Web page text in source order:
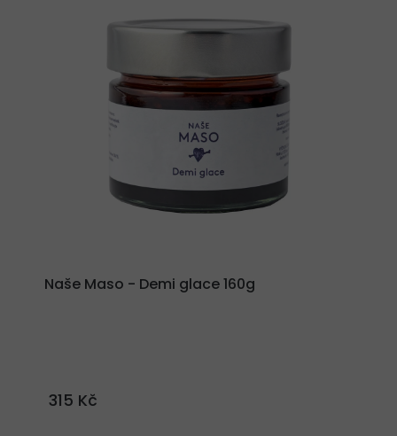
Naše Maso - Demi glace 160g
315 Kč